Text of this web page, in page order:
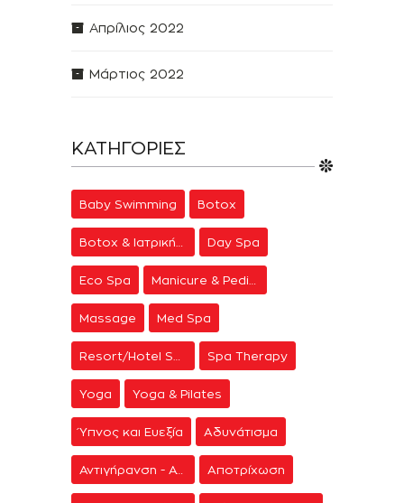
Απρίλιος 2022
Μάρτιος 2022
ΚΑΤΗΓΟΡΊΕΣ
Baby Swimming Botox
Day Spa
Eco Spa
Massage Med Spa
Spa Therapy
Yoga Yoga & Pilates
Ύπνος και Ευεξία Αδυνάτισμα
Αντιγήρανση - Ανάπλαση Προσώπου Αποτρίχωση